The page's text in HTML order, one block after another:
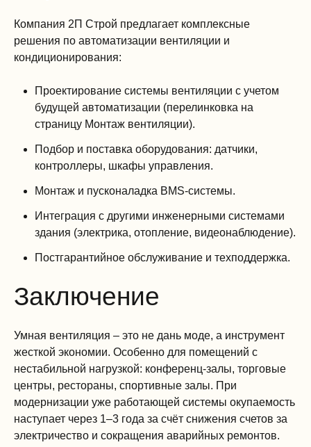
Компания 2П Строй предлагает комплексные
решения по автоматизации вентиляции и
кондиционирования:
Проектирование системы вентиляции с учетом
будущей автоматизации (перелинковка на
страницу Монтаж вентиляции).
Подбор и поставка оборудования: датчики,
контроллеры, шкафы управления.
Монтаж и пусконаладка BMS-системы.
Интеграция с другими инженерными системами
здания (электрика, отопление, видеонаблюдение).
Постгарантийное обслуживание и техподдержка.
Заключение
Умная вентиляция – это не дань моде, а инструмент
жесткой экономии. Особенно для помещений с
нестабильной нагрузкой: конференц-залы, торговые
центры, рестораны, спортивные залы. При
модернизации уже работающей системы окупаемость
наступает через 1–3 года за счёт снижения счетов за
электричество и сокращения аварийных ремонтов.